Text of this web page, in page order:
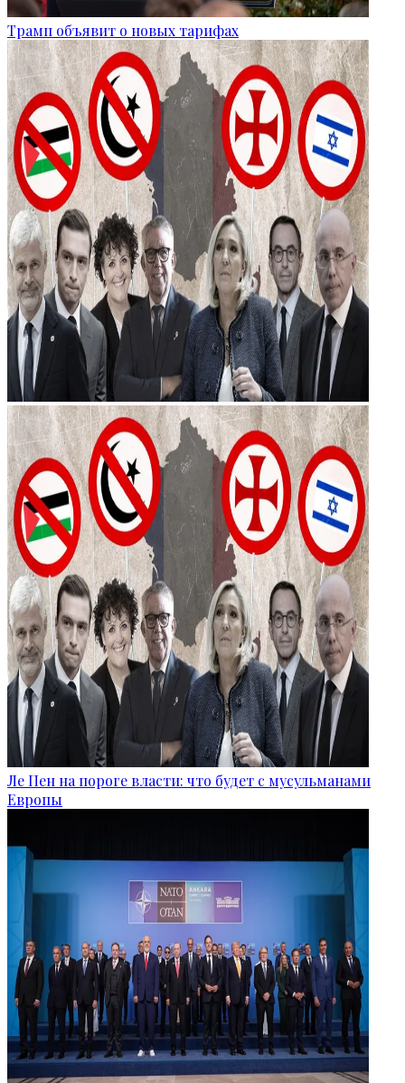
Трамп объявит о новых тарифах
Ле Пен на пороге власти: что будет с мусульманами
Европы